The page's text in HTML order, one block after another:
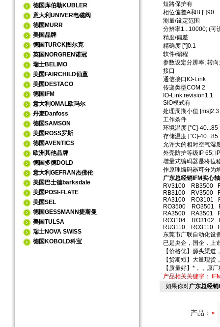
德国库伯勒KUBLER
意大利UNIVER电磁阀
德国MURR
美国品牌
德国TURCK图尔克
英国NORGREN诺冠
瑞士BELIMO
美国FAIRCHILD仙童
美国DESTACO
德国IFM
意大利OMAL欧玛尔
丹麦Danfoss
德国SAMSON
美国ROSS罗斯
德国AVENTICS
欧洲其他品牌
德国多德DOLD
意大利GEFRAN杰佛伦
美国巴士德barksdale
美国POSI-FLATE
美国SEL
德国GESSMANN捷斯曼
美国TULSA
瑞士NOVA SWISS
德国KOBOLD科宝
短路保护有
相位偏差A和B [°]90
测量/设定范围
分辨率1...10000; (可
精度/偏差
精确度 [°]0.1
软件/编程
参数设定分辨率; 转
接口
通信接口IO-Link
传递类型COM 2
IO-Link revision1.1
SIO模式有
处理周期小值 [ms]2.3
工作条件
环境温度 [°C]-40...85
存储温度 [°C]-40...85
允许大的相对空气湿
外壳防护等级IP 65;
增量式编码器是将位
作原理编码器可分为
广东总经销IFM实心
RV3100 RB3500
RB3100 RV3500
RA3100 RO3101
RO3500 RO3501
RA3500 RA3501
RO3104 RO3102
RU3110 RO3110
东莞市广联自动化设
已是央企，国企，上
【价格优】源头渠
【货期短】大量现
【质量好】*，，原
产品相关关键字：
如果你对广东总经
产品：